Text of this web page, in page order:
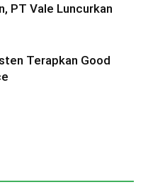
PT Vale Luncurkan
Terapkan Good